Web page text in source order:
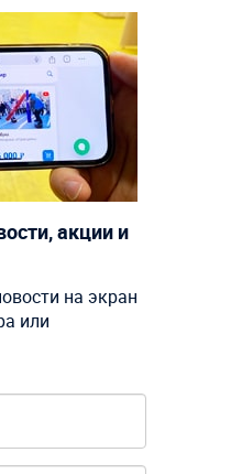
акции и
на экран
или